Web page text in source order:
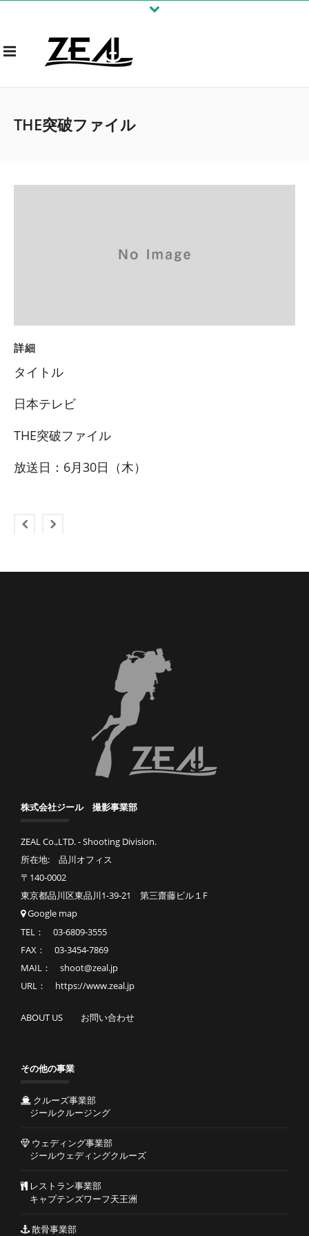
THE突破ファイル
詳細
タイトル
日本テレビ
THE突破ファイル
放送日：6月30日（木）
株式会社ジール 撮影事業部
ZEAL Co.,LTD. - Shooting Division.
所在地: 品川オフィス
〒140-0002
東京都品川区東品川1-39-21 第三齋藤ビル１F
Google map
TEL： 03-6809-3555
FAX： 03-3454-7869
MAIL： shoot@zeal.jp
URL： https://www.zeal.jp
ABOUT US お問い合わせ
その他の事業
クルーズ事業部
ジールクルージング
ウェディング事業部
ジールウェディングクルーズ
レストラン事業部
キャプテンズワーフ天王洲
散骨事業部